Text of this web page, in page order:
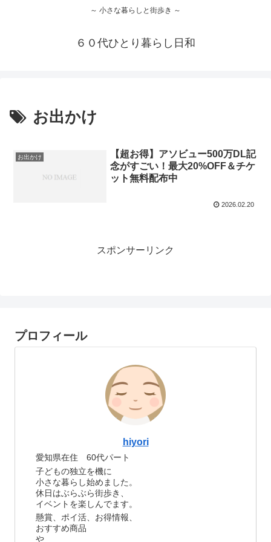
～ 小さな暮らしと街歩き ～
６０代ひとり暮らし日和
お出かけ
お出かけ
【超お得】アソビュー500万DL記
念がすごい！最大20%OFF＆チケ
ット無料配布中
2026.02.20
スポンサーリンク
プロフィール
hiyori
愛知県在住 60代パート
子どもの独立を機に
小さな暮らし始めました。
休日はぶらぶら街歩き、
イベントを楽しんでます。
懸賞、ポイ活、お得情報、
おすすめ商品
や